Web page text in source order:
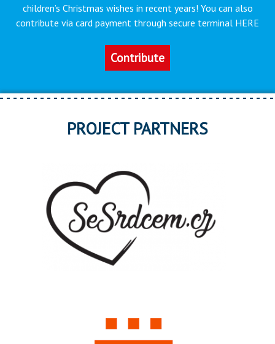
children’s Christmas wishes in recent years! You can also
contribute via card payment through secure terminal HERE
Contribute
PROJECT PARTNERS